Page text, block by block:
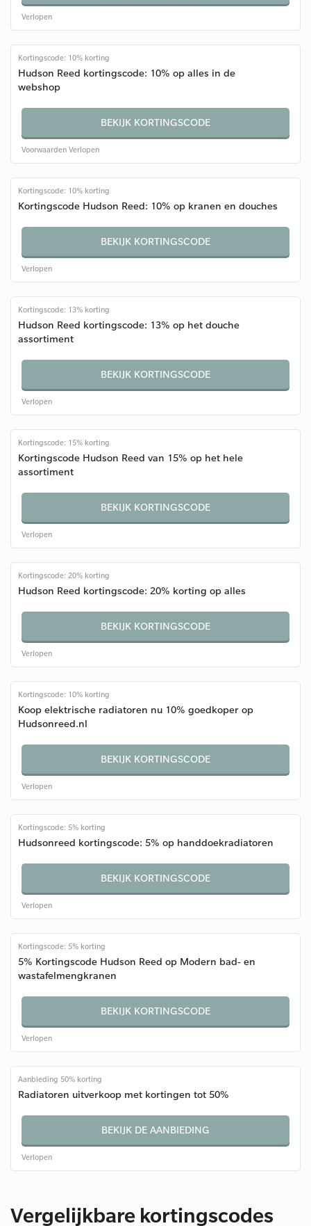
Verlopen
Kortingscode: 10% korting
Hudson Reed kortingscode: 10% op alles in de
webshop
BEKIJK KORTINGSCODE
Voorwaarden Verlopen
Kortingscode: 10% korting
Kortingscode Hudson Reed: 10% op kranen en douches
BEKIJK KORTINGSCODE
Verlopen
Kortingscode: 13% korting
Hudson Reed kortingscode: 13% op het douche
assortiment
BEKIJK KORTINGSCODE
Verlopen
Kortingscode: 15% korting
Kortingscode Hudson Reed van 15% op het hele
assortiment
BEKIJK KORTINGSCODE
Verlopen
Kortingscode: 20% korting
Hudson Reed kortingscode: 20% korting op alles
BEKIJK KORTINGSCODE
Verlopen
Kortingscode: 10% korting
Koop elektrische radiatoren nu 10% goedkoper op
Hudsonreed.nl
BEKIJK KORTINGSCODE
Verlopen
Kortingscode: 5% korting
Hudsonreed kortingscode: 5% op handdoekradiatoren
BEKIJK KORTINGSCODE
Verlopen
Kortingscode: 5% korting
5% Kortingscode Hudson Reed op Modern bad- en
wastafelmengkranen
BEKIJK KORTINGSCODE
Verlopen
Aanbieding 50% korting
Radiatoren uitverkoop met kortingen tot 50%
BEKIJK DE AANBIEDING
Verlopen
Vergelijkbare kortingscodes